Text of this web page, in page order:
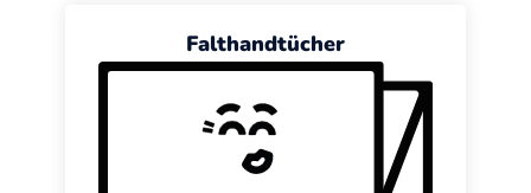
Falthandtücher